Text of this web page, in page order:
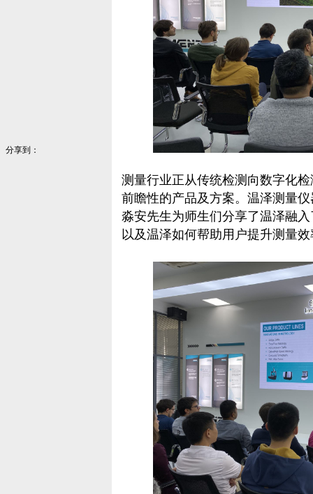
分享到：
测量行业正从传统检测向数字化
前瞻性的产品及方案。温泽测量
淼安先生为师生们分享了温泽融
以及温泽如何帮助用户提升测量